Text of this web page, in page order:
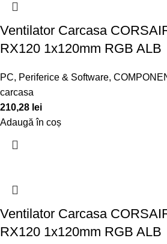
Ventilator Carcasa
RX120 1x120mm RGB ALB
PC, Periferice & Software,
carcasa
210,28 lei
Adaugă în coș
Ventilator Carcasa
RX120 1x120mm RGB ALB